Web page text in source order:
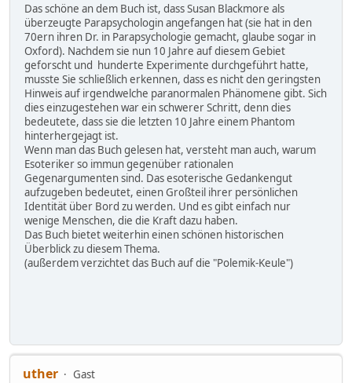
Das schöne an dem Buch ist, dass Susan Blackmore als
überzeugte Parapsychologin angefangen hat (sie hat in den
70ern ihren Dr. in Parapsychologie gemacht, glaube sogar in
Oxford). Nachdem sie nun 10 Jahre auf diesem Gebiet
geforscht und hunderte Experimente durchgeführt hatte,
musste Sie schließlich erkennen, dass es nicht den geringsten
Hinweis auf irgendwelche paranormalen Phänomene gibt. Sich
dies einzugestehen war ein schwerer Schritt, denn dies
bedeutete, dass sie die letzten 10 Jahre einem Phantom
hinterhergejagt ist.
Wenn man das Buch gelesen hat, versteht man auch, warum
Esoteriker so immun gegenüber rationalen
Gegenargumenten sind. Das esoterische Gedankengut
aufzugeben bedeutet, einen Großteil ihrer persönlichen
Identität über Bord zu werden. Und es gibt einfach nur
wenige Menschen, die die Kraft dazu haben.
Das Buch bietet weiterhin einen schönen historischen
Überblick zu diesem Thema.
(außerdem verzichtet das Buch auf die "Polemik-Keule")
uther
Gast